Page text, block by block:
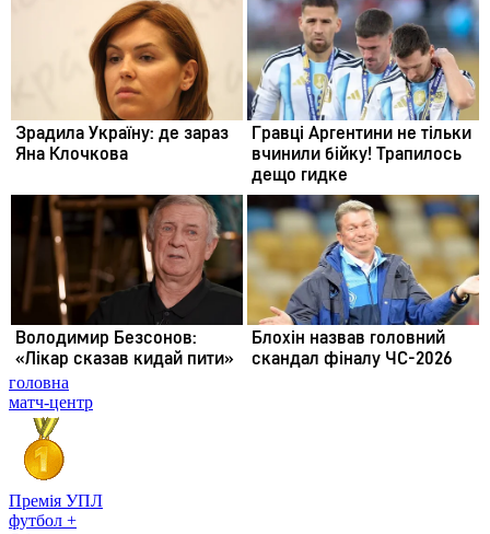
головна
матч-центр
Премія УПЛ
футбол +